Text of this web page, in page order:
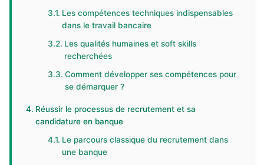
Les compétences techniques indispensables
dans le travail bancaire
Les qualités humaines et soft skills
recherchées
Comment développer ses compétences pour
se démarquer ?
Réussir le processus de recrutement et sa
candidature en banque
Le parcours classique du recrutement dans
une banque